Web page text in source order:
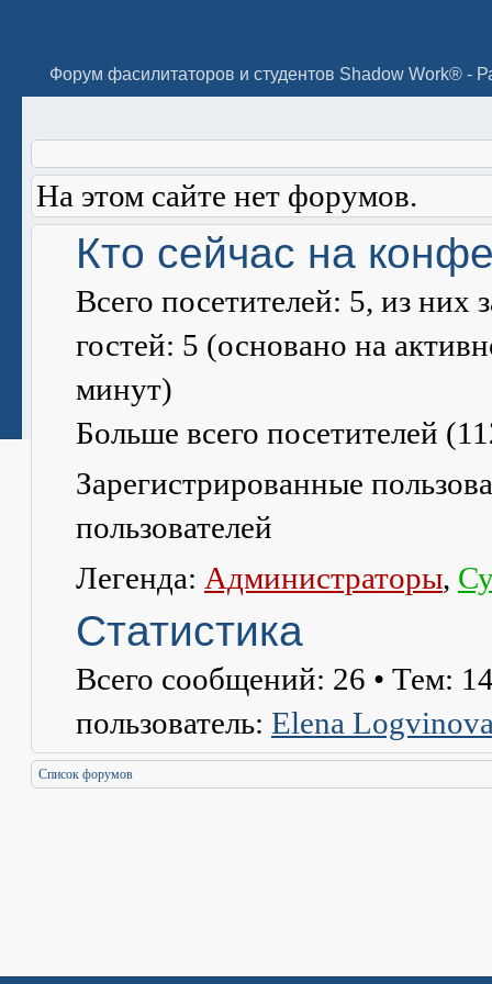
На этом сайте нет форумов.
Кто сейчас на
Всего посетителей: 5, из них
гостей: 5 (основано на
минут)
Больше всего посетителей (
Зарегистрированные
пользователей
Легенда: Администраторы,
Статистика
Всего сообщений: 26 • Тем:
пользователь: Elena
Список форумов